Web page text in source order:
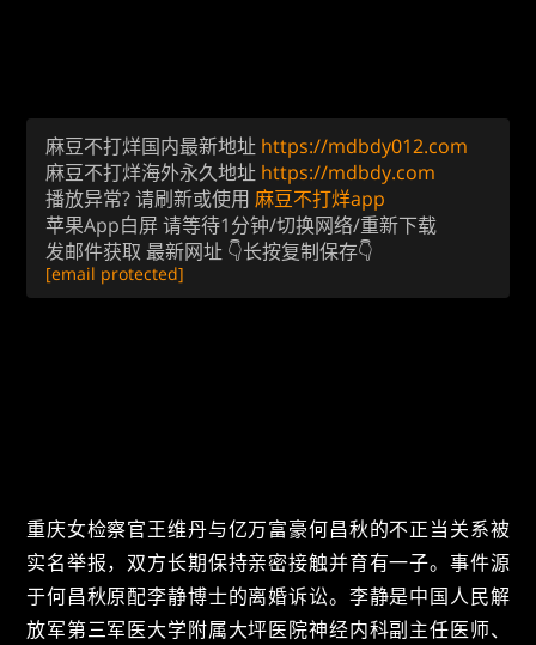
麻豆不打烊国内最新地址 https://mdbdy012.com
麻豆不打烊海外永久地址 https://mdbdy.com
播放异常? 请刷新或使用 麻豆不打烊app
苹果App白屏 请等待1分钟/切换网络/重新下载
发邮件获取 最新网址 👇长按复制保存👇
[email protected]
重庆女检察官王维丹与亿万富豪何昌秋的不正当关系被
实名举报，双方长期保持亲密接触并育有一子。事件源
于何昌秋原配李静博士的离婚诉讼。李静是中国人民解
放军第三军医大学附属大坪医院神经内科副主任医师、